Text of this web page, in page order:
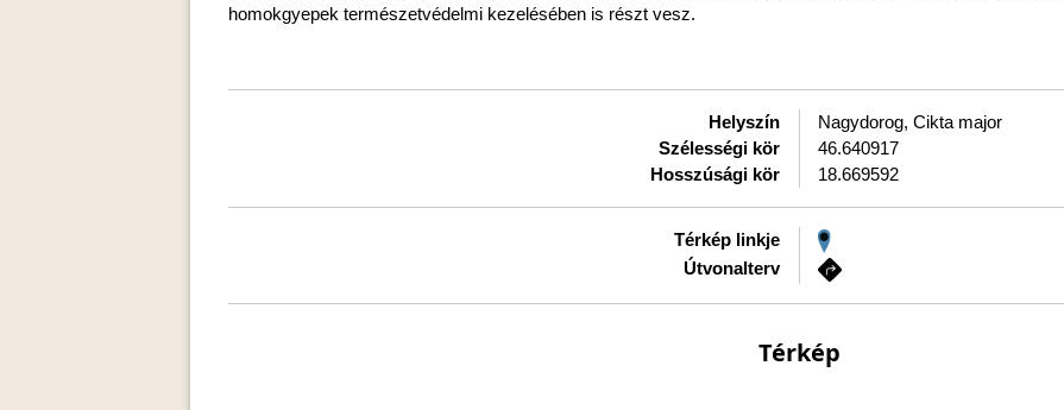
homokgyepek természetvédelmi kezelésében is részt vesz.
Helyszín
Nagydorog, Cikta major
Szélességi kör
46.640917
Hosszúsági kör
18.669592
Térkép linkje
Útvonalterv
Térkép